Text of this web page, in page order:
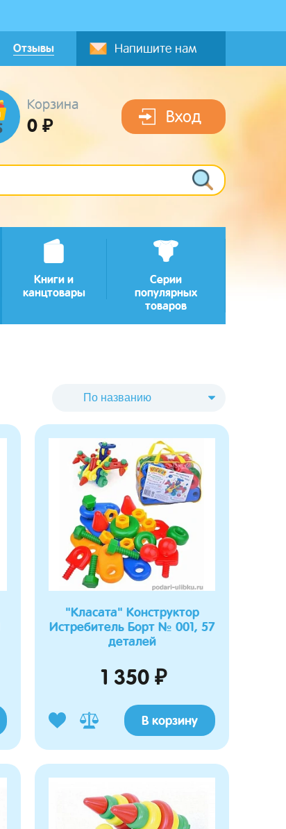
Отзывы Напишите нам
Корзина
0 ₽ Вход
Книги и
канцтовары
Серии
популярных
товаров
"Класата" Конструктор
Истребитель Борт № 001, 57
деталей
1 350 ₽
В корзину